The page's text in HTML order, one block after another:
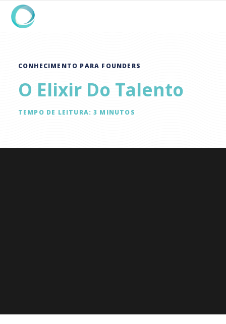
CONHECIMENTO PARA FOUNDERS
O Elixir Do Talento
TEMPO DE LEITURA: 3 MINUTOS